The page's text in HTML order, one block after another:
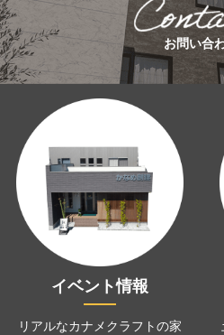
お問い合
イベント情報
リアルなカナメクラフトの家